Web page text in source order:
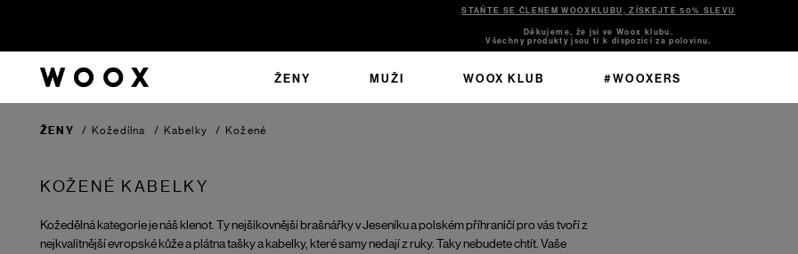
STAŇTE SE ČLENEM WOOXKLUBU, ZÍSKEJTE 50% SLEVU
Děkujeme, že jsi ve Woox klubu.
Všechny produkty jsou ti k dispozici za polovinu.
ŽENY MUŽI WOOX KLUB #WOOXERS
ŽENY / Kožedílna / Kabelky / Kožené
KOŽENÉ KABELKY
Kožedělná kategorie je náš klenot. Ty nejšikovnější brašnářky v Jeseníku a polském příhraničí pro vás tvoří z
nejkvalitnější evropské kůže a plátna tašky a kabelky, které samy nedají z ruky. Taky nebudete chtít. Vaše